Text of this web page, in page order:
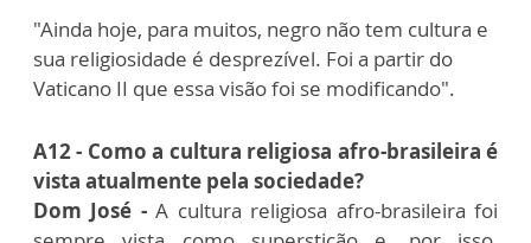
"Ainda hoje, para muitos, negro não tem cultura e
sua religiosidade é desprezível. Foi a partir do
Vaticano II que essa visão foi se modificando".
A12 - Como a cultura religiosa afro-brasileira é
vista atualmente pela sociedade?
Dom José -A cultura religiosa afro-brasileira foi